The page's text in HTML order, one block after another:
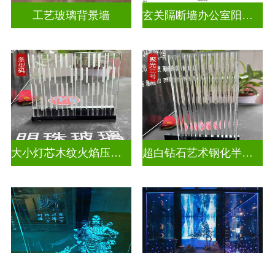
工艺玻璃背景墙 玄关隔断墙办公室阳台挡门山水画背景墙玻璃
大小灯芯木纹火焰压花玻璃 超白钻石艺术钢化半透明压花玻璃